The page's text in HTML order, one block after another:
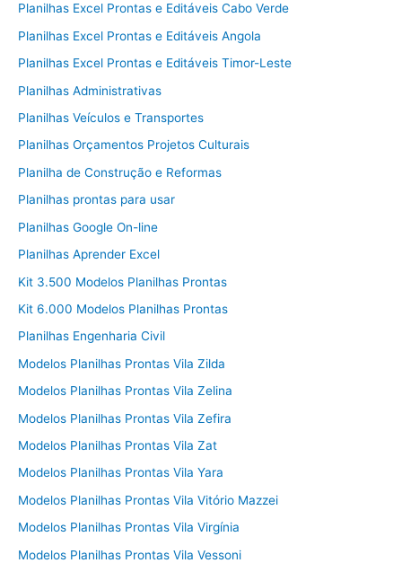
Planilhas Excel Prontas e Editáveis Cabo Verde
Planilhas Excel Prontas e Editáveis Angola
Planilhas Excel Prontas e Editáveis Timor-Leste
Planilhas Administrativas
Planilhas Veículos e Transportes
Planilhas Orçamentos Projetos Culturais
Planilha de Construção e Reformas
Planilhas prontas para usar
Planilhas Google On-line
Planilhas Aprender Excel
Kit 3.500 Modelos Planilhas Prontas
Kit 6.000 Modelos Planilhas Prontas
Planilhas Engenharia Civil
Modelos Planilhas Prontas Vila Zilda
Modelos Planilhas Prontas Vila Zelina
Modelos Planilhas Prontas Vila Zefira
Modelos Planilhas Prontas Vila Zat
Modelos Planilhas Prontas Vila Yara
Modelos Planilhas Prontas Vila Vitório Mazzei
Modelos Planilhas Prontas Vila Virgínia
Modelos Planilhas Prontas Vila Vessoni